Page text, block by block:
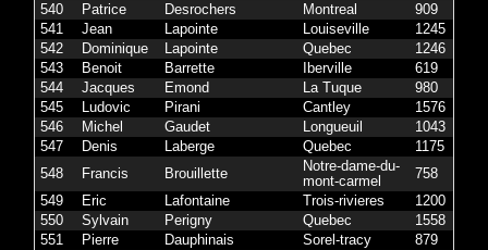
540
Patrice Desrochers Montreal 909
541
Jean Lapointe Louiseville 1245
542
Dominique Lapointe Quebec 1246
543
Benoit Barrette Iberville 619
544
Jacques Emond La Tuque 980
545
Ludovic Pirani Cantley 1576
546
Michel Gaudet Longueuil 1043
547
Denis Laberge Quebec 1175
548
Francis Brouillette
Notre-dame-du-
mont-carmel
758
549
Eric Lafontaine Trois-rivieres 1200
550
Sylvain Perigny Quebec 1558
551
Pierre Dauphinais Sorel-tracy 879